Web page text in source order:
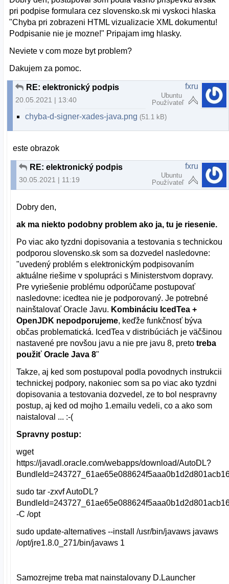
pri podpise formulara cez slovensko.sk mi vyskoci hlaska
"Chyba pri zobrazeni HTML vizualizacie XML dokumentu!
Podpisanie nie je mozne!" Pripajam img hlasky.
Neviete v com moze byt problem?
Dakujem za pomoc.
RE: elektronický podpis
20.05.2021 | 13:40
fxru
Ubuntu
Používateľ
chyba-d-signer-xades-java.png (51.1 kB)
este obrazok
RE: elektronický podpis
30.05.2021 | 11:19
fxru
Ubuntu
Používateľ
Dobry den,
ak ma niekto podobny problem ako ja, tu je riesenie.
Po viac ako tyzdni dopisovania a testovania s technickou
podporou slovensko.sk som sa dozvedel nasledovne:
"uvedený problém s elektronickým podpisovaním
aktuálne riešime v spolupráci s Ministerstvom dopravy.
Pre vyriešenie problému odporúčame postupovať
nasledovne: icedtea nie je podporovaný. Je potrebné
nainštalovať Oracle Javu. Kombináciu IcedTea +
OpenJDK nepodporujeme, keďže funkčnosť býva
občas problematická. IcedTea v distribúciách je väčšinou
nastavené pre novšou javu a nie pre javu 8, pretotreba
použiť Oracle Java 8"
Takze, aj ked som postupoval podla povodnych instrukcii
technickej podpory, nakoniec som sa po viac ako tyzdni
dopisovania a testovania dozvedel, ze to bol nespravny
postup, aj ked od mojho 1.emailu vedeli, co a ako som
naistaloval ... :-(
Spravny postup:
wget
https://javadl.oracle.com/webapps/download/AutoDL?
sudo tar -zxvf AutoDL?
-C /opt
sudo update-alternatives --install /usr/bin/javaws javaws
/opt/jre1.8.0_271/bin/javaws 1
Samozrejme treba mat nainstalovany D.Launcher